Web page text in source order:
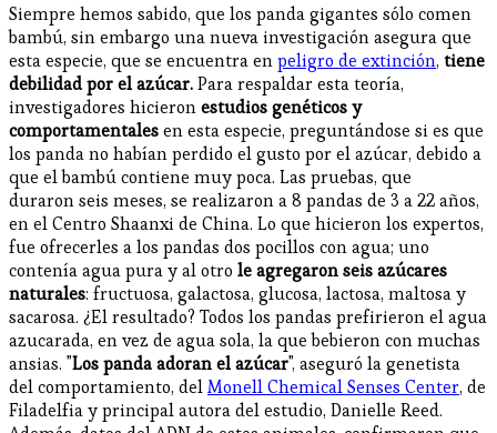
Siempre hemos sabido, que los panda gigantes sólo comen
bambú, sin embargo una nueva investigación asegura que
esta especie, que se encuentra enpeligro de extinción, tiene
debilidad por el azúcar.Para respaldar esta teoría,
investigadores hicieronestudios genéticos y
comportamentalesen esta especie, preguntándose si es que
los panda no habían perdido el gusto por el azúcar, debido a
que el bambú contiene muy poca. Las pruebas, que
duraron seis meses, se realizaron a 8 pandas de 3 a 22 años,
en el Centro Shaanxi de China. Lo que hicieron los expertos,
fue ofrecerles a los pandas dos pocillos con agua; uno
contenía agua pura y al otro le agregaron seis azúcares
naturales: fructuosa, galactosa, glucosa, lactosa, maltosa y
sacarosa. ¿El resultado? Todos los pandas prefirieron el agua
azucarada, en vez de agua sola, la que bebieron con muchas
ansias. "Los panda adoran el azúcar", aseguró la genetista
del comportamiento, delMonell Chemical Senses Center, de
Filadelfia y principal autora del estudio, Danielle Reed.